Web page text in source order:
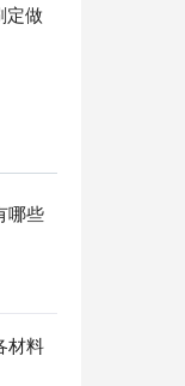
定做
哪些
材料